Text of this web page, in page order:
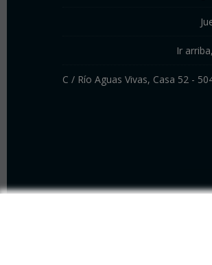
Ir arriba
C / Río Aguas Vivas, Casa 52 -